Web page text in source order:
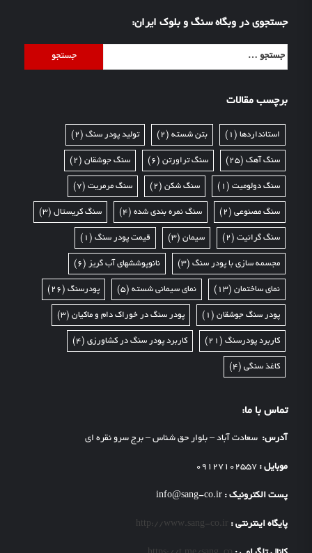
جستجوی در وبگاه سنگ و بلوک ایران:
برچسب مقالات
استانداردها (1) بتن شسته (2) تولید پودر سنگ (2)
سنگ آهک (25) سنگ تراورتن (6) سنگ جوشقان (2)
سنگ دولومیت (1) سنگ شکن (2) سنگ مرمریت (7)
سنگ مصنوعی (2) سنگ نمره بندی شده (4) سنگ کریستال (3)
سنگ گرانیت (2) سیمان (3) قیمت پودر سنگ (1)
مجسمه سازی با پودر سنگ (3) نانوپوششهای آب گریز (6)
نمای ساختمان (13) نمای سیمانی شسته (5) پودرسنگ (26)
پودر سنگ جوشقان (1) پودر سنگ در خوراک دام و ماکیان (3)
کاربرد پودرسنگ (21) کاربرد پودر سنگ در کشاورزی (4)
کاغذ سنگی (4)
تماس با ما:
آدرس: سعادت آباد – بلوار حق شناس – برج سرو نقره ای
موبایل : 09127102557
پست الکترونیک : info@sang-co.ir
پایگاه اینترنتی : http://www.sang-co.ir